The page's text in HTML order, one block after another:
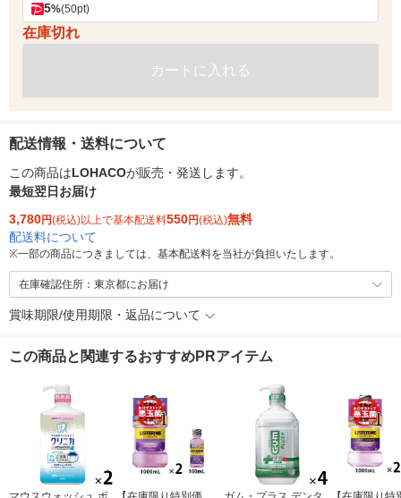
5%(50pt)
在庫切れ
カートに入れる
配送情報・送料について
この商品はLOHACOが販売・発送します。
最短翌日お届け
3,780円(税込)以上で基本配送料550円(税込)無料
配送料について
※一部の商品につきましては、基本配送料を当社が負担いたします。
在庫確認住所：東京都にお届け
賞味期限/使用期限・返品について
この商品と関連するおすすめPRアイテム